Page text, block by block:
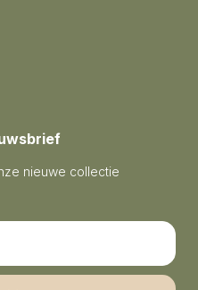
nieuwe collectie